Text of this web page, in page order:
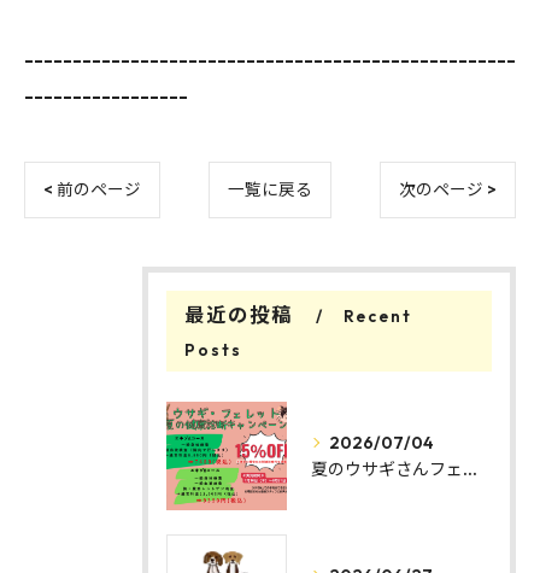
---------------------------------------------------
-----------------
< 前のページ 一覧に戻る 次のページ >
最近の投稿
Recent
Posts
2026/07/04
夏のウサギさんフェレットさん健康診断キャンペーンのお知らせ